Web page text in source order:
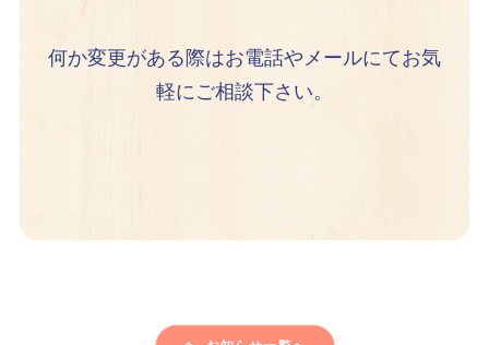
何か変更がある際はお電話やメールにてお気
軽にご相談下さい。